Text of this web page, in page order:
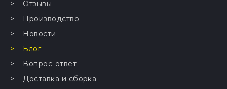
Отзывы
Производство
Новости
Блог
Вопрос-ответ
Доставка и сборка